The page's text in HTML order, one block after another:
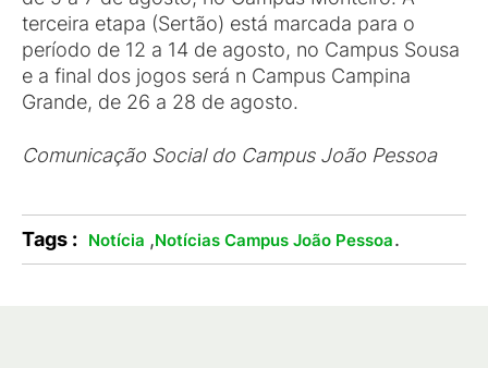
terceira etapa (Sertão) está marcada para o
período de 12 a 14 de agosto, no Campus Sousa
e a final dos jogos será n Campus Campina
Grande, de 26 a 28 de agosto.
Comunicação Social do Campus João Pessoa
Tags : Notícia ,Notícias Campus João Pessoa.